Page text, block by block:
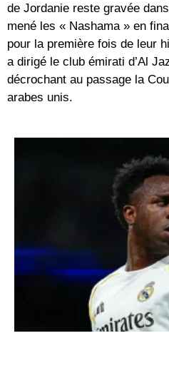
de Jordanie reste gravée
mené les « Nashama » en
pour la première fois de leur
a dirigé le club émirati d’Al
décrochant au passage la
arabes unis.